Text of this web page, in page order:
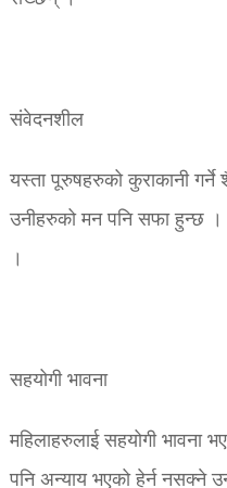
संवेदनशील
यस्ता पूरुषहरुको कुराकानी
उनीहरुको मन पनि सफा हुन्छ ।
।
सहयोगी भावना
महिलाहरुलाई सहयोगी भावना
पनि अन्याय भएको हेर्न नसक्ने